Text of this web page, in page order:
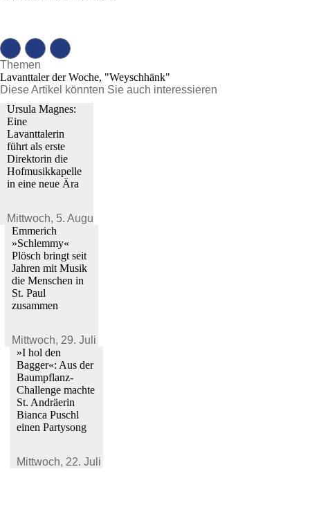
Themen
Lavanttaler der Woche, "Weyschhänk"
Diese Artikel könnten Sie auch interessieren
Ursula Magnes:
Eine
Lavanttalerin
führt als erste
Direktorin die
Hofmusikkapelle
in eine neue Ära
Mittwoch, 5. August 2026
Emmerich
»Schlemmy«
Plösch bringt seit
Jahren mit Musik
die Menschen in
St. Paul
zusammen
Mittwoch, 29. Juli 2026
»I hol den
Bagger«: Aus der
Baumpflanz-
Challenge machte
St. Andräerin
Bianca Puschl
einen Partysong
Mittwoch, 22. Juli 2026